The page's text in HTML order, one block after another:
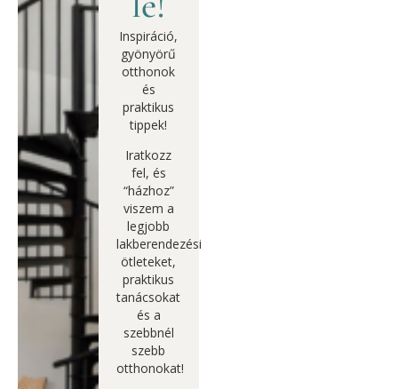
Inspiráció,
gyönyörű
otthonok
és
praktikus
tippek!
Iratkozz
fel, és
“házhoz”
viszem a
legjobb
lakberendezési
ötleteket,
praktikus
tanácsokat
és a
szebbnél
szebb
otthonokat!